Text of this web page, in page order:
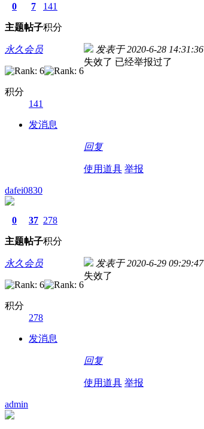
0
主题
7
帖子
141
积分
永久会员
积分
141
发消息
发表于 2020-6-28 14:31:36
失效了 已经举报过了
回复
使用道具 举报
dafei0830
0
主题
37
帖子
278
积分
永久会员
积分
278
发消息
发表于 2020-6-29 09:29:47
失效了
回复
使用道具 举报
admin